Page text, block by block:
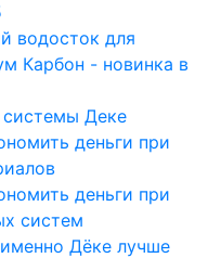
водосток для
Карбон - новинка в
Деке
деньги при
деньги при
систем
Дёке лучше